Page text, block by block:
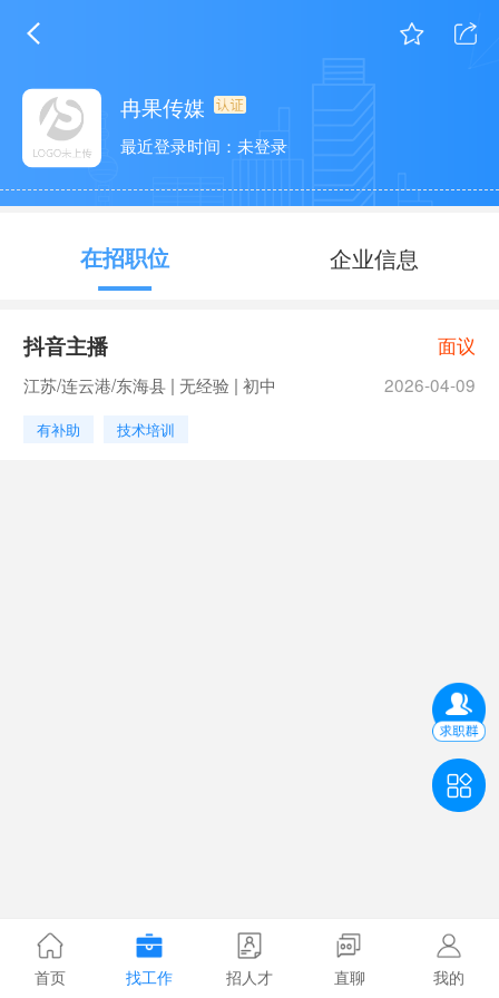
冉果传媒
最近登录时间：未登录
在招职位 企业信息
抖音主播 面议
江苏/连云港/东海县 | 无经验 | 初中 2026-04-09
有补助 技术培训
首页 找工作 招人才 直聊 我的